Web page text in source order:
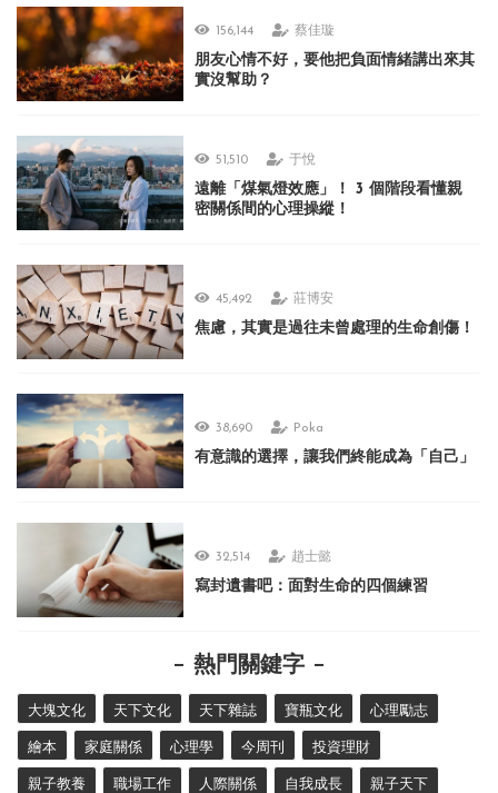
156,144 蔡佳璇
朋友心情不好，要他把負面情緒講出來其
實沒幫助？
51,510 于悅
遠離「煤氣燈效應」！ 3 個階段看懂親
密關係間的心理操縱！
45,492 莊博安
焦慮，其實是過往未曾處理的生命創傷！
38,690 Poka
有意識的選擇，讓我們終能成為「自己」
32,514 趙士懿
寫封遺書吧：面對生命的四個練習
熱門關鍵字
大塊文化 天下文化 天下雜誌 寶瓶文化 心理勵志
繪本 家庭關係 心理學 今周刊 投資理財
親子教養 職場工作 人際關係 自我成長 親子天下